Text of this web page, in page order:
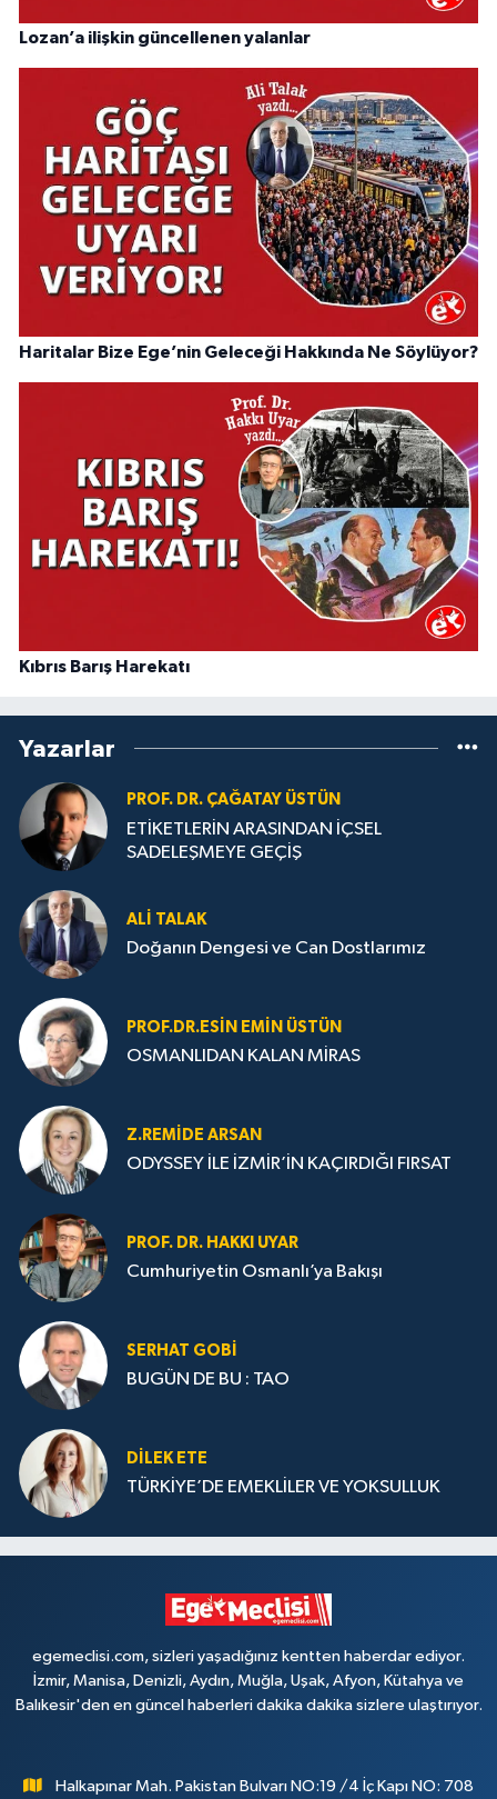
Lozan’a ilişkin güncellenen yalanlar
Haritalar Bize Ege’nin Geleceği Hakkında Ne Söylüyor?
Kıbrıs Barış Harekatı
Yazarlar
PROF. DR. ÇAĞATAY ÜSTÜN
ETİKETLERİN ARASINDAN İÇSEL
SADELEŞMEYE GEÇİŞ
ALI TALAK
Doğanın Dengesi ve Can Dostlarımız
PROF.DR.ESIN EMIN ÜSTÜN
OSMANLIDAN KALAN MİRAS
Z.REMIDE ARSAN
ODYSSEY İLE İZMİR’İN KAÇIRDIĞI FIRSAT
PROF. DR. HAKKI UYAR
Cumhuriyetin Osmanlı’ya Bakışı
SERHAT GOBİ
BUGÜN DE BU : TAO
DILEK ETE
TÜRKİYE’DE EMEKLİLER VE YOKSULLUK
egemeclisi.com, sizleri yaşadığınız kentten haberdar ediyor.
İzmir, Manisa, Denizli, Aydın, Muğla, Uşak, Afyon, Kütahya ve
Balıkesir'den en güncel haberleri dakika dakika sizlere ulaştırıyor.
Halkapınar Mah. Pakistan Bulvarı NO:19 /4 İç Kapı NO: 708